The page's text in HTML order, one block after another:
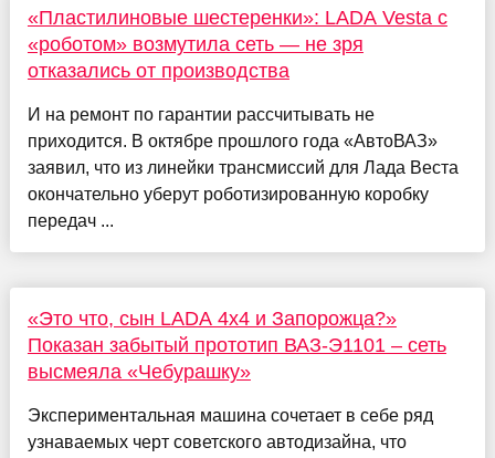
«Пластилиновые шестеренки»: LADA Vesta с
«роботом» возмутила сеть — не зря
отказались от производства
И на ремонт по гарантии рассчитывать не
приходится. В октябре прошлого года «АвтоВАЗ»
заявил, что из линейки трансмиссий для Лада Веста
окончательно уберут роботизированную коробку
передач ...
«Это что, сын LADA 4x4 и Запорожца?»
Показан забытый прототип ВАЗ-Э1101 – сеть
высмеяла «Чебурашку»
Экспериментальная машина сочетает в себе ряд
узнаваемых черт советского автодизайна, что